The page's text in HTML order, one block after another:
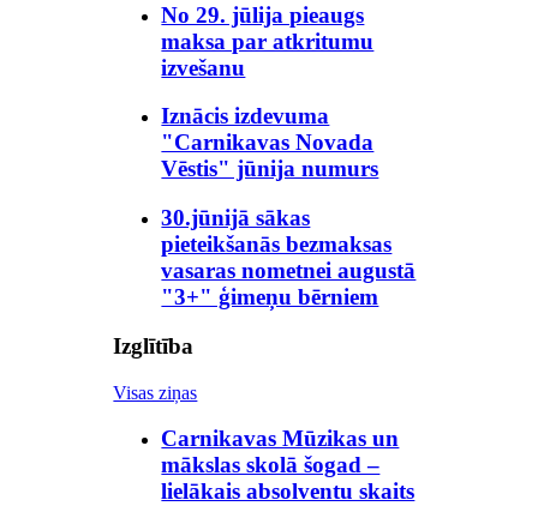
No 29. jūlija pieaugs
maksa par atkritumu
izvešanu
Iznācis izdevuma
"Carnikavas Novada
Vēstis" jūnija numurs
30.jūnijā sākas
pieteikšanās bezmaksas
vasaras nometnei augustā
"3+" ģimeņu bērniem
Izglītība
Visas ziņas
Carnikavas Mūzikas un
mākslas skolā šogad –
lielākais absolventu skaits